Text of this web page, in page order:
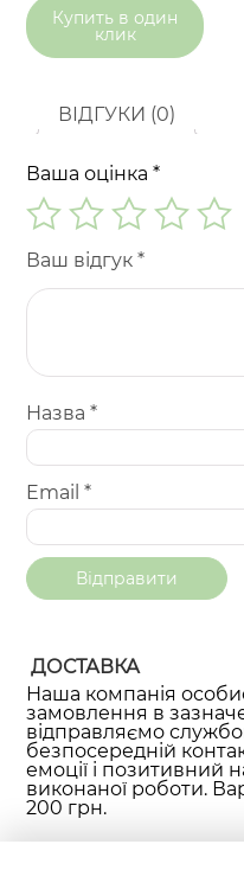
Купить в один
клик
ВІДГУКИ (0)
Ваша оцінка*
Ваш відгук*
Назва*
Email*
ДОСТАВКА
Наша компанія
замовлення в
відправляємо
безпосередній
емоції і позитивний
виконаної роботи.
200 грн.